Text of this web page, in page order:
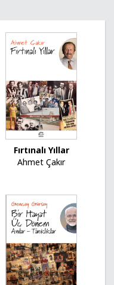
Fırtınalı Yıllar
Ahmet Çakır